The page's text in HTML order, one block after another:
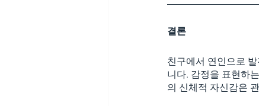
결론
친구에서 연인으로
니다. 감정을 표현하
의 신체적 자신감은